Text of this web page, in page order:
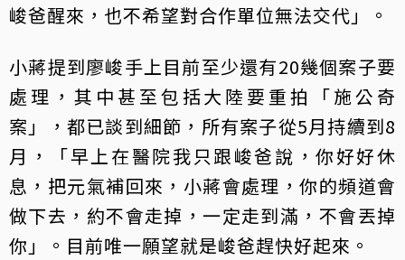
峻爸醒來，也不希望對合作單位無法交代」。
小蔣提到廖峻手上目前至少還有20幾個案子要
處理，其中甚至包括大陸要重拍「施公奇
案」，都已談到細節，所有案子從5月持續到8
月，「早上在醫院我只跟峻爸說，你好好休
息，把元氣補回來，小蔣會處理，你的頻道會
做下去，約不會走掉，一定走到滿，不會丟掉
你」。目前唯一願望就是峻爸趕快好起來。